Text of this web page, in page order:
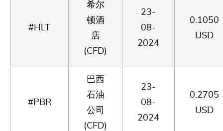
#HLT
希尔
顿酒
店
(CFD)
23-
08-
2024
0.1050
USD
#PBR
巴西
石油
公司
(CFD)
23-
08-
2024
0.2705
USD